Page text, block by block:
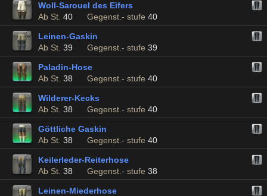
Woll-Sarouel des Eifers
Ab St. 40 Gegenst.- stufe 40
Leinen-Gaskin
Ab St. 39 Gegenst.- stufe 39
Paladin-Hose
Ab St. 38 Gegenst.- stufe 40
Wilderer-Kecks
Ab St. 38 Gegenst.- stufe 40
Göttliche Gaskin
Ab St. 38 Gegenst.- stufe 40
Keilerleder-Reiterhose
Ab St. 38 Gegenst.- stufe 38
Leinen-Miederhose